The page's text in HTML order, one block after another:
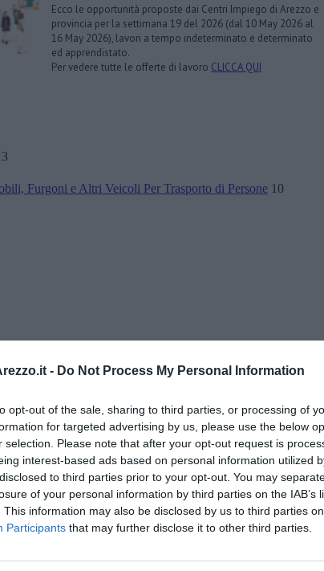
- Do Not Process My Personal Information
opt-out of the sale, sharing to third parties, or processing of
for targeted advertising by us, please use the below
selection. Please note that after your opt-out request is
interest-based ads based on personal information utilized
to third parties prior to your opt-out. You may
of your personal information by third parties on the IAB’s
This information may also be disclosed by us to third parties
Participants that may further disclose it to other third parties.
Ecco le opportunità proposte dai Centri Impiego di Arezzo e
provincia per la settimana 19 del 2026 (dal 10 May 2026 al
16 May 2026), lavori a tempo indeterminato e determinato
ed apprendistato.
Per vedere tutte le offerte di lavoro CLICCA QUI
Furgoni e Altri Veicoli Per Trasporto di Persone 10
di Mestiere
della Regione Toscana non sarà più possibile accedere con
offerte. L’accesso, come stabilito dal Decreto semplificazioni
di SPID, CNS o CIE